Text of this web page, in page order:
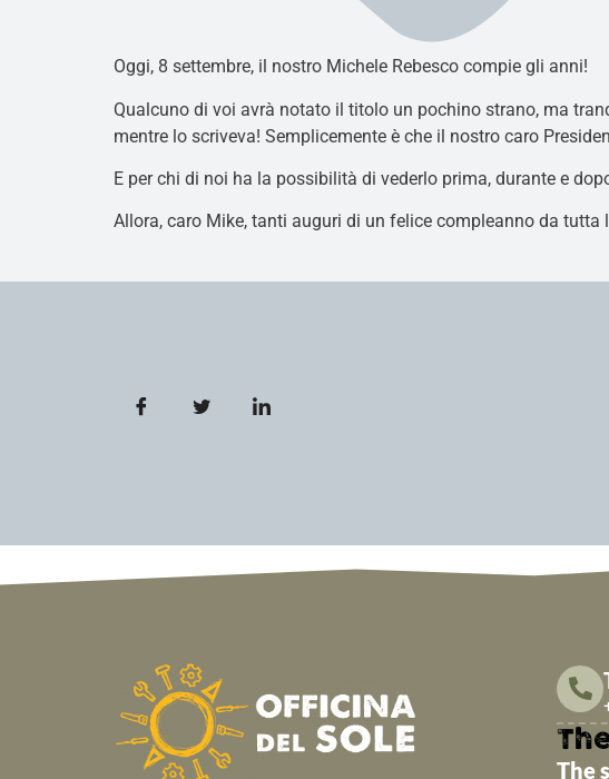
Oggi, 8 settembre, il nostro Michele Rebesco compie gli anni!
Qualcuno di voi avrà notato il titolo un pochino strano, ma
mentre lo scriveva! Semplicemente è che il nostro caro
E per chi di noi ha la possibilità di vederlo prima, durante e
Allora, caro Mike, tanti auguri di un felice compleanno da tutta
The